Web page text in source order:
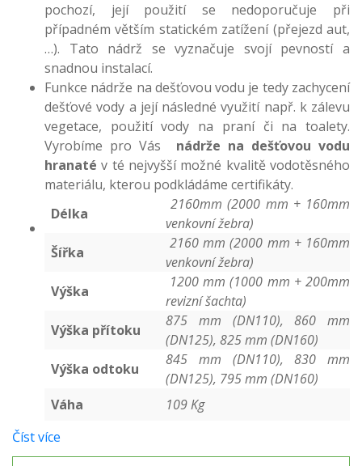
pochozí, její použití se nedoporučuje při
případném větším statickém zatížení (přejezd aut,
…). Tato nádrž se vyznačuje svojí pevností a
snadnou instalací.
Funkce nádrže na dešťovou vodu je tedy zachycení
dešťové vody a její následné využití např. k zálevu
vegetace, použití vody na praní či na toalety.
Vyrobíme pro Vás nádrže na dešťovou vodu
hranaté v té nejvyšší možné kvalitě vodotěsného
materiálu, kterou podkládáme certifikáty.
Délka
2160mm (2000 mm + 160mm
venkovní žebra)
Šířka
2160 mm (2000 mm + 160mm
venkovní žebra)
Výška
1200 mm (1000 mm + 200mm
revizní šachta)
Výška přítoku
875 mm (DN110), 860 mm
(DN125), 825 mm (DN160)
Výška odtoku
845 mm (DN110), 830 mm
(DN125), 795 mm (DN160)
Váha
109 Kg
Číst více